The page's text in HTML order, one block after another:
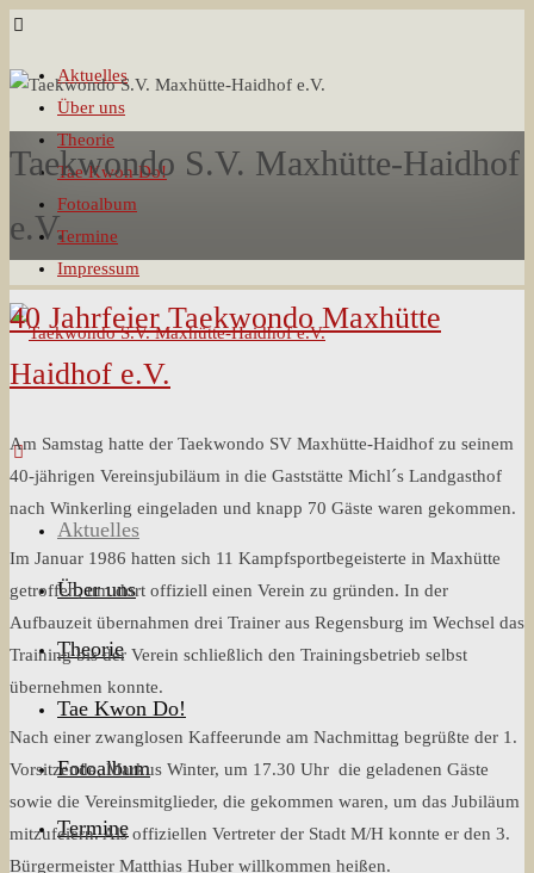
Aktuelles
Über uns
Theorie
Tae Kwon Do!
Fotoalbum
Termine
Impressum
Skip
content
Aktuelles
Über uns
Theorie
Tae Kwon Do!
Fotoalbum
Termine
Taekwondo S.V. Maxhütte-Haidhof
e.V.
40 Jahrfeier Taekwondo Maxhütte
Haidhof e.V.
Am Samstag hatte der Taekwondo SV Maxhütte-Haidhof zu seinem
40-jährigen Vereinsjubiläum in die Gaststätte Michl´s Landgasthof
nach Winkerling eingeladen und knapp 70 Gäste waren gekommen.
Im Januar 1986 hatten sich 11 Kampfsportbegeisterte in Maxhütte
getroffen, um dort offiziell einen Verein zu gründen. In der
Aufbauzeit übernahmen drei Trainer aus Regensburg im Wechsel das
Training bis der Verein schließlich den Trainingsbetrieb selbst
übernehmen konnte.
Nach einer zwanglosen Kaffeerunde am Nachmittag begrüßte der 1.
Vorsitzende, Markus Winter, um 17.30 Uhr die geladenen Gäste
sowie die Vereinsmitglieder, die gekommen waren, um das Jubiläum
mitzufeiern. Als offiziellen Vertreter der Stadt M/H konnte er den 3.
Bürgermeister Matthias Huber willkommen heißen.